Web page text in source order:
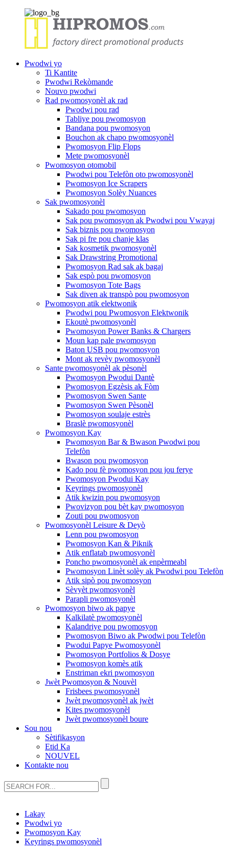
Pwodwi yo
Ti Kantite
Pwodwi Rekòmande
Nouvo pwodwi
Rad pwomosyonèl ak rad
Pwodwi pou rad
Tabliye pou pwomosyon
Bandana pou pwomosyon
Bouchon ak chapo pwomosyonèl
Pwomosyon Flip Flops
Mete pwomosyonèl
Pwomosyon otomobil
Pwodwi pou Telefòn oto pwomosyonèl
Pwomosyon Ice Scrapers
Pwomosyon Solèy Nuances
Sak pwomosyonèl
Sakado pou pwomosyon
Sak pou pwomosyon ak Pwodwi pou Vwayaj
Sak biznis pou pwomosyon
Sak pi fre pou chanje klas
Sak kosmetik pwomosyonèl
Sak Drawstring Promotional
Pwomosyon Rad sak ak bagaj
Sak espò pou pwomosyon
Pwomosyon Tote Bags
Sak diven ak transpò pou pwomosyon
Pwomosyon atik elektwonik
Pwodwi pou Pwomosyon Elektwonik
Ekoutè pwomosyonèl
Pwomosyon Power Banks & Chargers
Moun kap pale pwomosyon
Baton USB pou pwomosyon
Mont ak revèy pwomosyonèl
Sante pwomosyonèl ak pèsonèl
Pwomosyon Pwodui Dantè
Pwomosyon Egzèsis ak Fòm
Pwomosyon Swen Sante
Pwomosyon Swen Pèsonèl
Pwomosyon soulaje estrès
Braslè pwomosyonèl
Pwomosyon Kay
Pwomosyon Bar & Bwason Pwodwi pou
Telefòn
Bwason pou pwomosyon
Kado pou fè pwomosyon pou jou ferye
Pwomosyon Pwodui Kay
Keyrings pwomosyonèl
Atik kwizin pou pwomosyon
Pwovizyon pou bèt kay pwomosyon
Zouti pou pwomosyon
Pwomosyonèl Leisure & Deyò
Lenn pou pwomosyon
Pwomosyon Kan & Piknik
Atik enflatab pwomosyonèl
Poncho pwomosyonèl ak enpèrmeabl
Pwomosyon Linèt solèy ak Pwodwi pou Telefòn
Atik sipò pou pwomosyon
Sèvyèt pwomosyonèl
Parapli pwomosyonèl
Pwomosyon biwo ak papye
Kalkilatè pwomosyonèl
Kalandriye pou pwomosyon
Pwomosyon Biwo ak Pwodwi pou Telefòn
Pwodui Papye Pwomosyonèl
Pwomosyon Portfolios & Dosye
Pwomosyon komès atik
Enstriman ekri pwomosyon
Jwèt Pwomosyon & Nouvèl
Frisbees pwomosyonèl
Jwèt pwomosyonèl ak jwèt
Kites pwomosyonèl
Jwèt pwomosyonèl boure
Sou nou
Sètifikasyon
Etid Ka
NOUVEL
Kontakte nou
Lakay
Pwodwi yo
Pwomosyon Kay
Keyrings pwomosyonèl